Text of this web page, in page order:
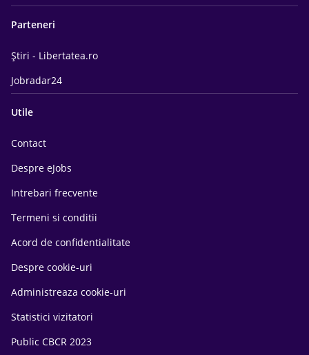
Parteneri
Știri - Libertatea.ro
Jobradar24
Utile
Contact
Despre eJobs
Intrebari frecvente
Termeni si conditii
Acord de confidentialitate
Despre cookie-uri
Administreaza cookie-uri
Statistici vizitatori
Public CBCR 2023